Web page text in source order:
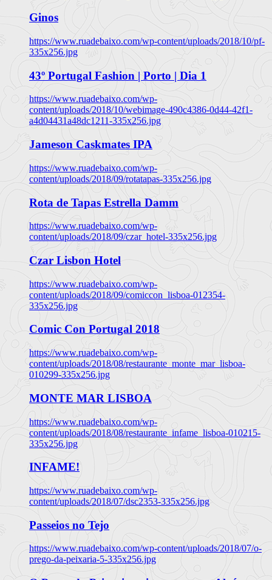
Ginos
https://www.ruadebaixo.com/wp-content/uploads/2018/10/pf-
335x256.jpg
43º Portugal Fashion | Porto | Dia 1
https://www.ruadebaixo.com/wp-
content/uploads/2018/10/webimage-490c4386-0d44-42f1-
a4d04431a48dc1211-335x256.jpg
Jameson Caskmates IPA
https://www.ruadebaixo.com/wp-
content/uploads/2018/09/rotatapas-335x256.jpg
Rota de Tapas Estrella Damm
https://www.ruadebaixo.com/wp-
content/uploads/2018/09/czar_hotel-335x256.jpg
Czar Lisbon Hotel
https://www.ruadebaixo.com/wp-
content/uploads/2018/09/comiccon_lisboa-012354-
335x256.jpg
Comic Con Portugal 2018
https://www.ruadebaixo.com/wp-
content/uploads/2018/08/restaurante_monte_mar_lisboa-
010299-335x256.jpg
MONTE MAR LISBOA
https://www.ruadebaixo.com/wp-
content/uploads/2018/08/restaurante_infame_lisboa-010215-
335x256.jpg
INFAME!
https://www.ruadebaixo.com/wp-
content/uploads/2018/07/dsc2353-335x256.jpg
Passeios no Tejo
https://www.ruadebaixo.com/wp-content/uploads/2018/07/o-
prego-da-peixaria-5-335x256.jpg